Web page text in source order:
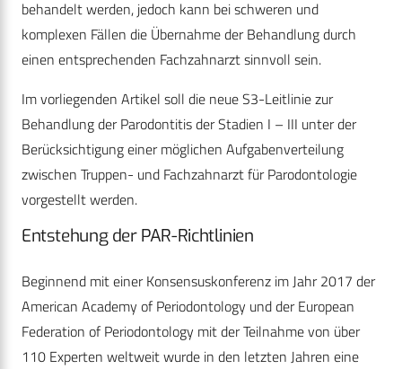
behandelt werden, jedoch kann bei schweren und
komplexen Fällen die Übernahme der Behandlung durch
einen entsprechenden Fachzahnarzt sinnvoll sein.
Im vorliegenden Artikel soll die neue S3-Leitlinie zur
Behandlung der Parodontitis der Stadien I – III unter der
Berücksichtigung einer möglichen Aufgabenverteilung
zwischen Truppen- und Fach­zahnarzt für Parodontologie
vorgestellt werden.
Entstehung der PAR-Richtlinien
Beginnend mit einer Konsensuskonferenz im Jahr 2017 der
American Academy of Periodontology und der European
Federation of Periodontology mit der Teilnahme von über
110 Experten weltweit wurde in den letzten Jahren eine